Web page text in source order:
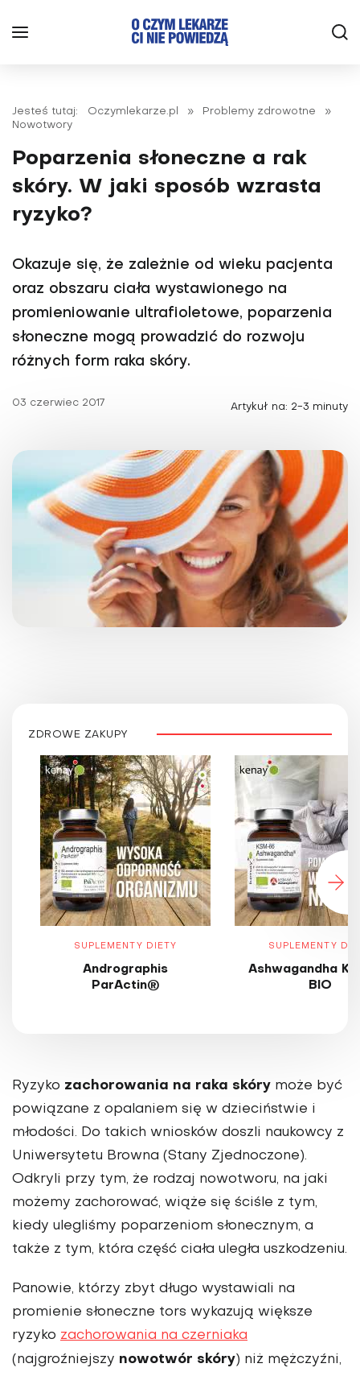
Jesteś tutaj: Oczymlekarze.pl » Problemy zdrowotne
»
Nowotwory
Poparzenia słoneczne a rak
skóry. W jaki sposób wzrasta
ryzyko?
Okazuje się, że zależnie od wieku pacjenta
oraz obszaru ciała wystawionego na
promieniowanie ultrafioletowe, poparzenia
słoneczne mogą prowadzić do rozwoju
różnych form raka skóry.
03 czerwiec 2017 Artykuł na: 2-3 minuty
ZDROWE ZAKUPY
SUPLEMENTY DIETY
Andrographis
ParActin®
SUPLEMENTY
Ashwagandha
BIO
Ryzyko zachorowania na raka skóry może być
powiązane z opalaniem się w dzieciństwie i
młodości. Do takich wniosków doszli naukowcy z
Uniwersytetu Browna (Stany Zjednoczone).
Odkryli przy tym, że rodzaj nowotworu, na jaki
możemy zachorować, wiąże się ściśle z tym,
kiedy ulegliśmy poparzeniom słonecznym, a
także z tym, która część ciała uległa uszkodzeniu.
Panowie, którzy zbyt długo wystawiali na
promienie słoneczne tors wykazują większe
ryzyko zachorowania na czerniaka
(najgroźniejszy nowotwór skóry) niż mężczyźni,